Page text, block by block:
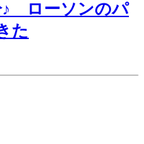
♪ ローソンのパ
た